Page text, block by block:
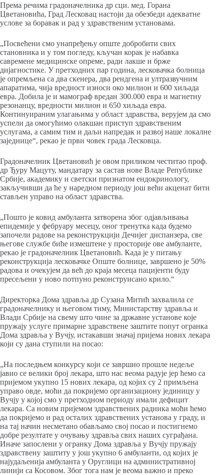
Према речима градоначелника др сци. мед. Горана
Цветановића, Град Лесковац настоји да обезбеди адекватне
услове за боравак и рад у здравственим установама.
„Посвећени смо унапређењу опште добробити свих
становника и у том погледу, кључан корак је набавка
савремене медицинске опреме, ради лакше и брже
дијагностике. У претходних пар година, лесковачка болница
је опремљена са два скенера, два рендгена и ултразвучним
апаратима, чија вредност износи око милион и 600 хиљада
евра. Добила је и мамограф вредан 300.000 евра и магнетну
резонанцу, вредности милион и 650 хиљада евра.
Континуираним улагањима у област здравства, верујем да смо
успели да омогућимо олакшан приступ здравственим
услугама, а самим тим и даљи напредак и развој наше локалне
заједнице“, рекао је први човек града Лесковца.
Градоначелник Цветановић је овом приликом честитао проф.
др Ђуру Мацуту, мандатару за састав нове Владе Републике
Србије, академику и светски признатом ендокринологу,
закључивши да ће у наредном периоду још већи акценат бити
стављен управо на област здравства.
„Пошто је ковид амбуланта затворена због одјављивања
епидемије у фебруару месецу, оног тренутка када будемо
започели радове на реконструкцији Дечијег диспанзера, све
његове службе биће измештене у просторије ове амбуланте,
рекао је градоначелник Цветановић. Када је у питању
реконструкција лесковачке Опште болнице, завршено је 50%
радова и очекујем да већ до краја месеца пацијенти буду
пресељени у ново потпуно реконструисано крило.“
Директорка Дома здравља др Сузана Митић захвалила се
градоначелнику и његовом тиму, Министарству здравља и
Влади Србије на свему што чине за државне установе које
пружају услуге примарне здравствене заштите попут огранка
Дома здравља у Вучју, истакавши значај пријема нових лекара
који су дана ступили на посао:
„На последњем конкурсу који се завршио прошле недеље
јавио се велики број лекара, што нас веома радује јер ћемо са
пријемом укупно 15 нових лекара, од којих су 2 примљена
управо овде, моћи да покријемо организациону јединицу у
Вучју у којој смо у претходном периоду имали дефицит
лекара. Са новим пријемом здравствених радника моћи ћемо
да покријемо и рад осталих здравствених установа у граду, и
на тај начин несметано обављамо свој посао и постигнемо
добре резултате у очувању здравља свих наших суграђана.
Иначе запослени у огранку Дома здравља у Вучју пружају
здравствену заштиту у још укупно 6 амбуланти, од којих је
најудаљенија амбуланта у Оруглици на административној
линији са Косовом. Због тога нам је веома важно и преко